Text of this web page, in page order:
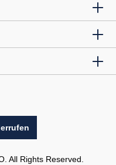
All Rights Reserved.